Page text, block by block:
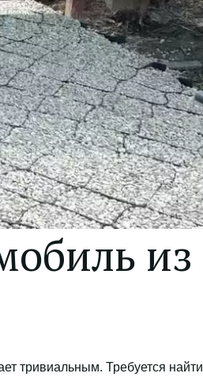
из
тривиальным. Требуется найти